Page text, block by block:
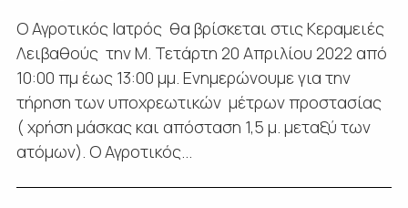
O Αγροτικός Ιατρός θα βρίσκεται στις Κεραμειές
Λειβαθούς την Μ. Τετάρτη 20 Απριλίου 2022 από
10:00 πμ έως 13:00 μμ. Ενημερώνουμε για την
τήρηση των υποχρεωτικών μέτρων προστασίας
( χρήση μάσκας και απόσταση 1,5 μ. μεταξύ των
ατόμων). O Αγροτικός...